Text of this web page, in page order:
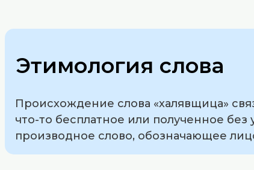
Этимология слова
Происхождение слова «халявщица»
что-то бесплатное или полученное без
производное слово, обозначающее